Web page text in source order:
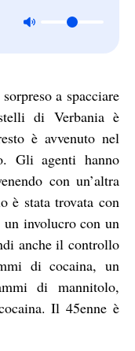
a spacciare
di Verbania è
è avvenuto nel
Gli agenti hanno
con un’altra
è stata trovata con
un involucro con un
anche il controllo
di cocaina, un
di mannitolo,
Il 45enne è